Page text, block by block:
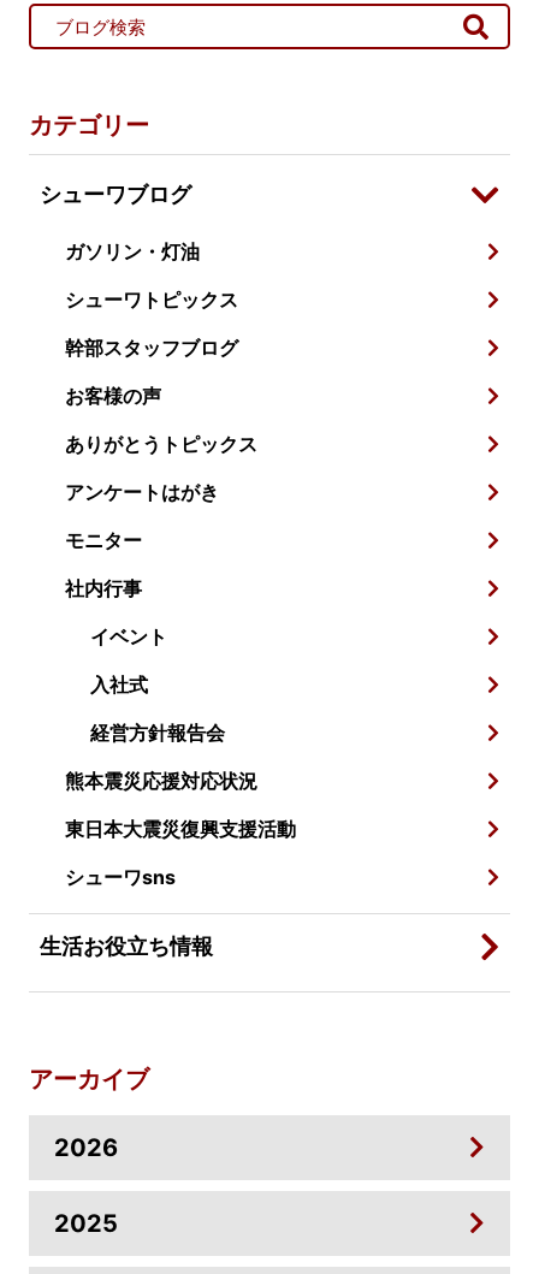
カテゴリー
シューワブログ
ガソリン・灯油
シューワトピックス
幹部スタッフブログ
お客様の声
ありがとうトピックス
アンケートはがき
モニター
社内行事
イベント
入社式
経営方針報告会
熊本震災応援対応状況
東日本大震災復興支援活動
シューワsns
生活お役立ち情報
アーカイブ
2026
2025